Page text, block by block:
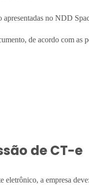
no NDD
de acordo com as
de CT-e
eletrônico, a empresa deve: